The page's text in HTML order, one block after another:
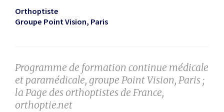
Orthoptiste
Groupe Point Vision Paris
Programme de formation continue médicale
et paramédicale, groupe Point Vision, Paris ;
la Page des orthoptistes de France,
orthoptie.net